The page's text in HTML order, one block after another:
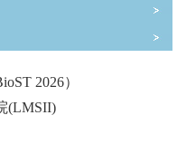
2026）
(LMSII)